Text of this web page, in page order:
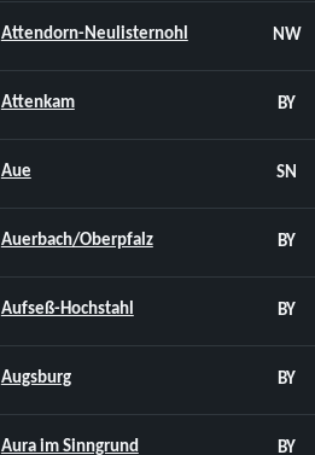
Attendorn-Neulisternohl NW
Attenkam BY
Aue SN
Auerbach/Oberpfalz BY
Aufseß-Hochstahl BY
Augsburg BY
Aura im Sinngrund BY